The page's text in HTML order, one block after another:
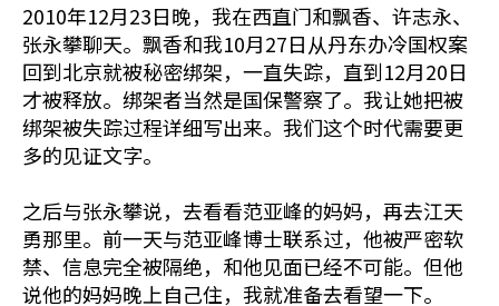
2010年12月23日晚，我在西直门和飘香、许志永、
张永攀聊天。飘香和我10月27日从丹东办冷国权案
回到北京就被秘密绑架，一直失踪，直到12月20日
才被释放。绑架者当然是国保警察了。我让她把被
绑架被失踪过程详细写出来。我们这个时代需要更
多的见证文字。
之后与张永攀说，去看看范亚峰的妈妈，再去江天
勇那里。前一天与范亚峰博士联系过，他被严密软
禁、信息完全被隔绝，和他见面已经不可能。但他
说他的妈妈晚上自己住，我就准备去看望一下。